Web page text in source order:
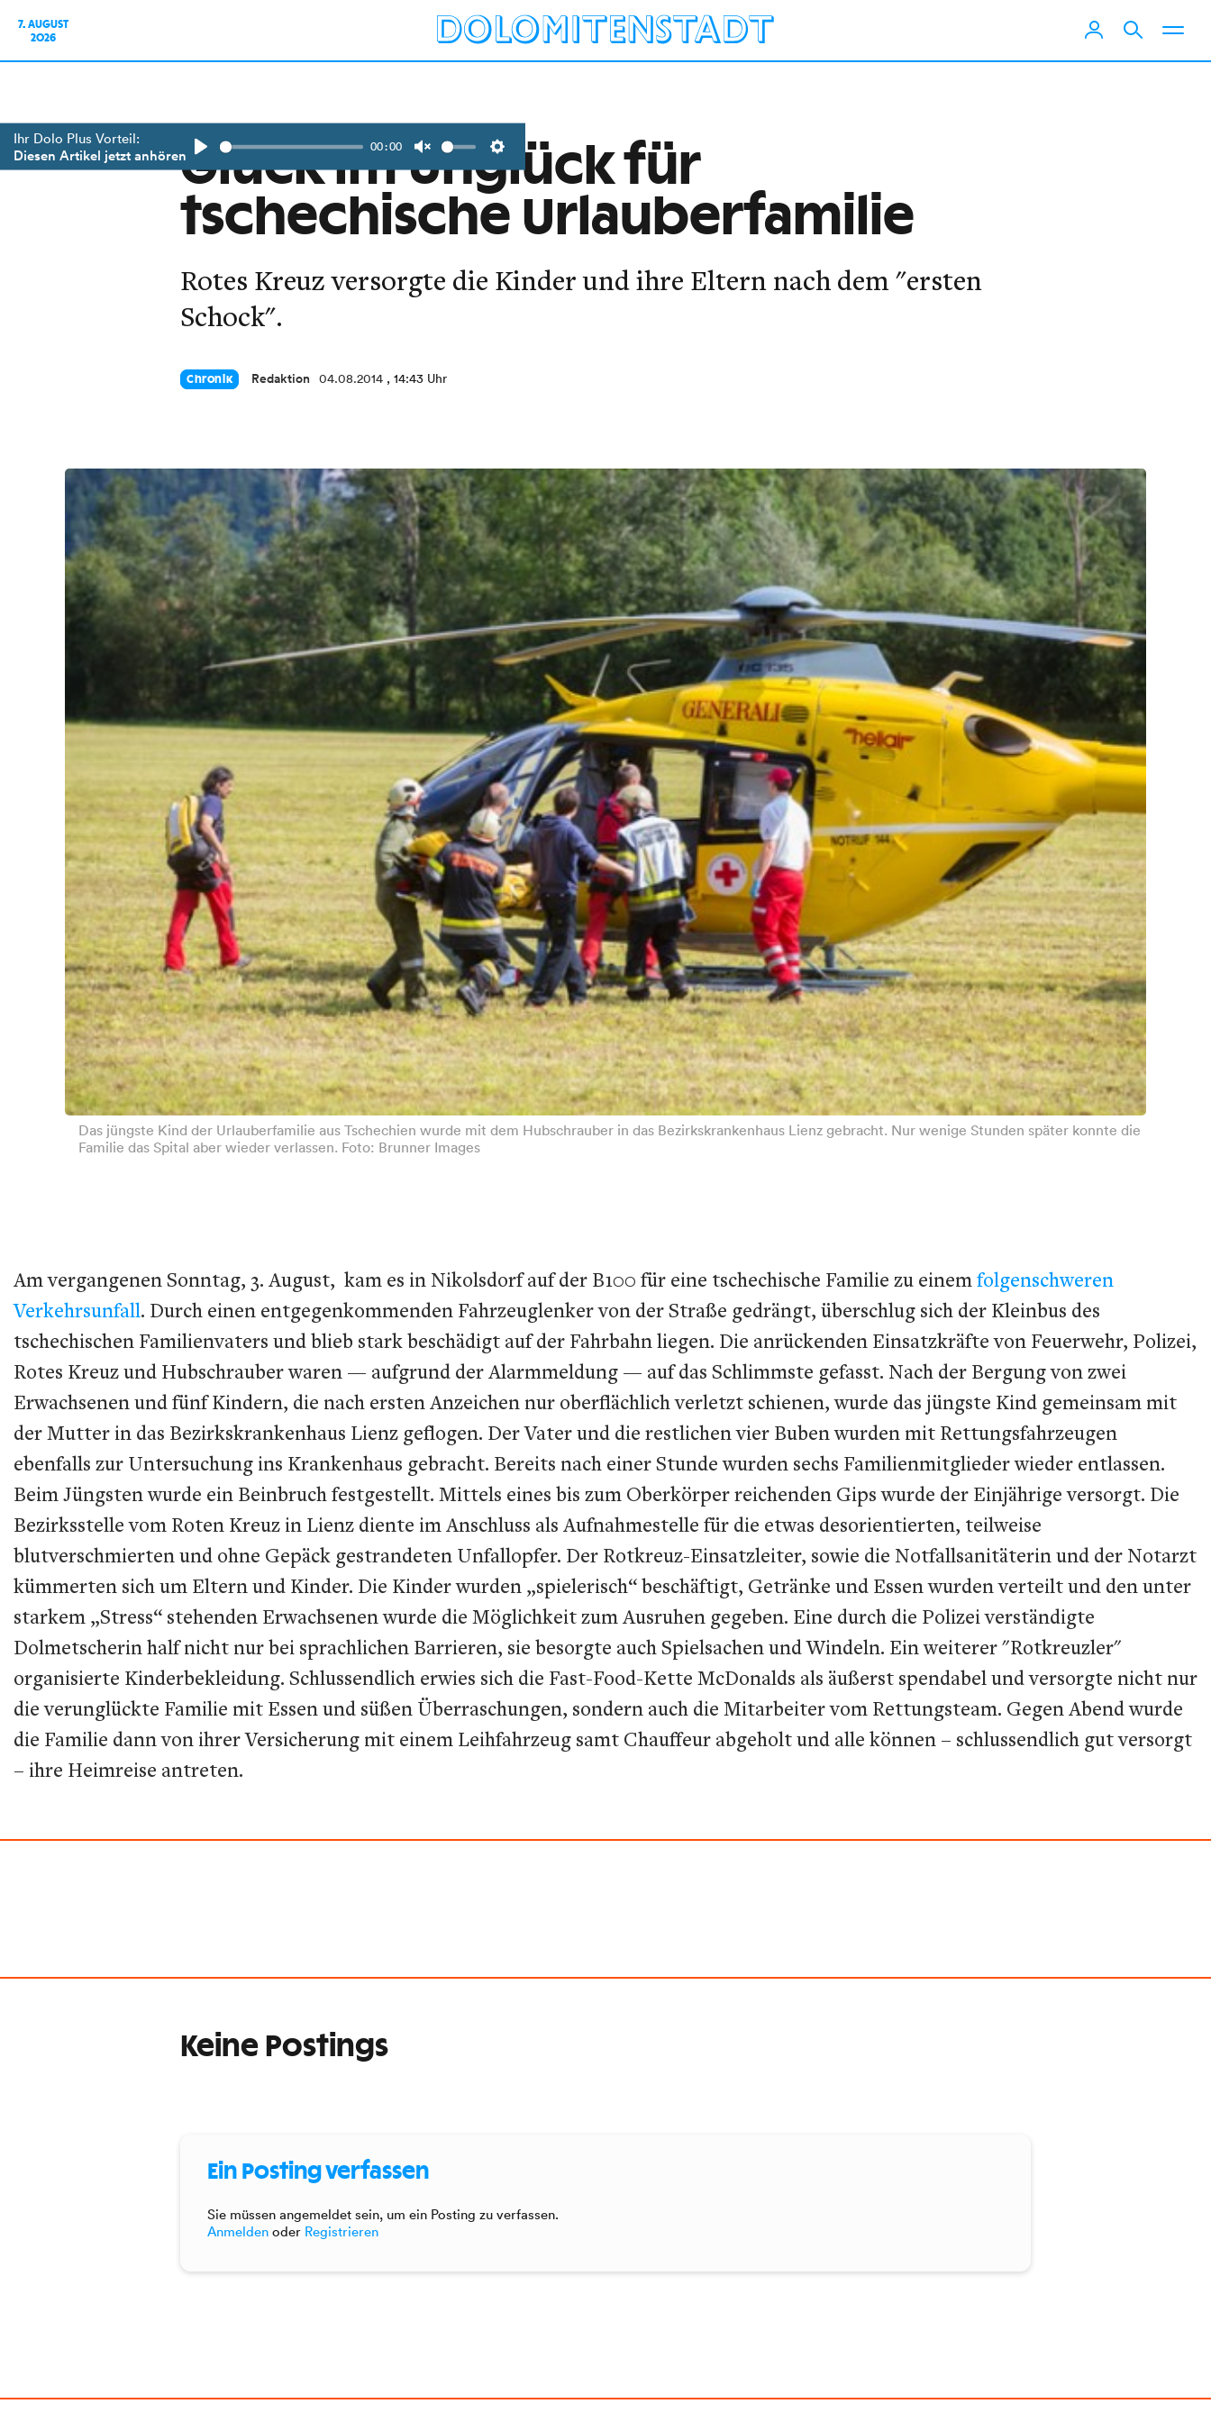
7. AUGUST
2026
Ihr Dolo Plus Vorteil:
Diesen Artikel jetzt anhören
Play
00:00
Unmute Settings
Glück im Unglück für
tschechische Urlauberfamilie
Rotes Kreuz versorgte die Kinder und ihre Eltern nach dem "ersten
Schock".
Chronik Redaktion 04.08.2014 , 14:43 Uhr
Das jüngste Kind der Urlauberfamilie aus Tschechien wurde mit dem Hubschrauber in das Bezirkskrankenhaus Lienz gebracht. Nur wenige Stunden später konnte die
Familie das Spital aber wieder verlassen. Foto: Brunner Images
Am vergangenen Sonntag, 3. August, kam es in Nikolsdorf auf der B100 für eine tschechische Familie zu einemfolgenschweren
Verkehrsunfall. Durch einen entgegenkommenden Fahrzeuglenker von der Straße gedrängt, überschlug sich der Kleinbus des
tschechischen Familienvaters und blieb stark beschädigt auf der Fahrbahn liegen. Die anrückenden Einsatzkräfte von Feuerwehr, Polizei,
Rotes Kreuz und Hubschrauber waren — aufgrund der Alarmmeldung — auf das Schlimmste gefasst. Nach der Bergung von zwei
Erwachsenen und fünf Kindern, die nach ersten Anzeichen nur oberflächlich verletzt schienen, wurde das jüngste Kind gemeinsam mit
der Mutter in das Bezirkskrankenhaus Lienz geflogen. Der Vater und die restlichen vier Buben wurden mit Rettungsfahrzeugen
ebenfalls zur Untersuchung ins Krankenhaus gebracht. Bereits nach einer Stunde wurden sechs Familienmitglieder wieder entlassen.
Beim Jüngsten wurde ein Beinbruch festgestellt. Mittels eines bis zum Oberkörper reichenden Gips wurde der Einjährige versorgt. Die
Bezirksstelle vom Roten Kreuz in Lienz diente im Anschluss als Aufnahmestelle für die etwas desorientierten, teilweise
blutverschmierten und ohne Gepäck gestrandeten Unfallopfer. Der Rotkreuz-Einsatzleiter, sowie die Notfallsanitäterin und der Notarzt
kümmerten sich um Eltern und Kinder. Die Kinder wurden „spielerisch“ beschäftigt, Getränke und Essen wurden verteilt und den unter
starkem „Stress“ stehenden Erwachsenen wurde die Möglichkeit zum Ausruhen gegeben. Eine durch die Polizei verständigte
Dolmetscherin half nicht nur bei sprachlichen Barrieren, sie besorgte auch Spielsachen und Windeln. Ein weiterer "Rotkreuzler"
organisierte Kinderbekleidung. Schlussendlich erwies sich die Fast-Food-Kette McDonalds als äußerst spendabel und versorgte nicht nur
die verunglückte Familie mit Essen und süßen Überraschungen, sondern auch die Mitarbeiter vom Rettungsteam. Gegen Abend wurde
die Familie dann von ihrer Versicherung mit einem Leihfahrzeug samt Chauffeur abgeholt und alle können – schlussendlich gut versorgt
– ihre Heimreise antreten.
Keine Postings
Ein Posting verfassen
Sie müssen angemeldet sein, um ein Posting zu verfassen.
Anmelden oder Registrieren